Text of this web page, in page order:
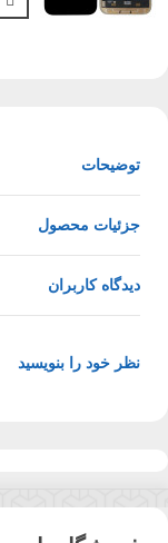
توضیحات
جزئیات محصول
دیدگاه کاربران
نظر خود را بنویسید